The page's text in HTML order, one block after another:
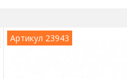
Артикул 23943